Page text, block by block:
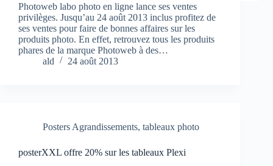
Photoweb labo photo en ligne lance ses ventes
privilèges. Jusqu’au 24 août 2013 inclus profitez de
ses ventes pour faire de bonnes affaires sur les
produits photo. En effet, retrouvez tous les produits
phares de la marque Photoweb à des…
ald
24 août 2013
Posters Agrandissements, tableaux photo
posterXXL offre 20% sur les tableaux Plexi